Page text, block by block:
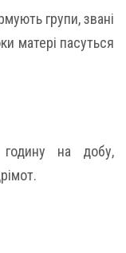
групи, звані
матері пасуться
на добу,